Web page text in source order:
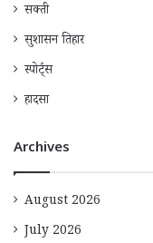
सक्ती
सुशासन तिहार
स्पोर्ट्स
हादसा
Archives
August 2026
July 2026